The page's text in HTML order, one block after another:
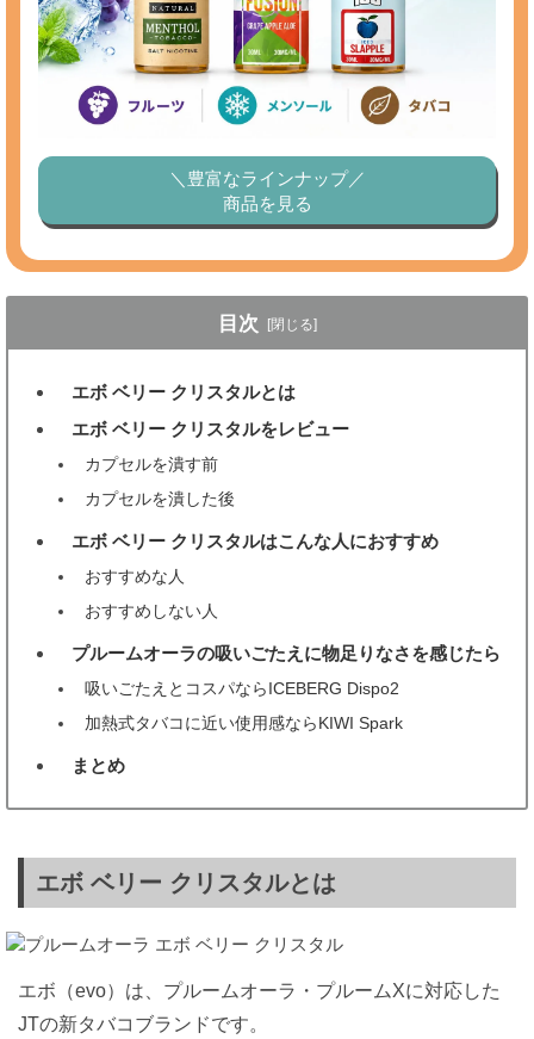
＼豊富なラインナップ／
商品を見る
目次 [閉じる]
エボ ベリー クリスタルとは
エボ ベリー クリスタルをレビュー
カプセルを潰す前
カプセルを潰した後
エボ ベリー クリスタルはこんな人におすすめ
おすすめな人
おすすめしない人
プルームオーラの吸いごたえに物足りなさを感じたら
吸いごたえとコスパならICEBERG Dispo2
加熱式タバコに近い使用感ならKIWI Spark
まとめ
エボ ベリー クリスタルとは
エボ（evo）は、プルームオーラ・プルームXに対応した
JTの新タバコブランドです。